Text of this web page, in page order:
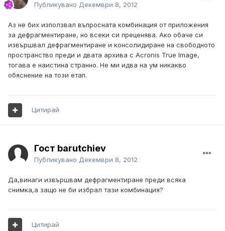
Публикувано Декември 8, 2012
Аз не бих използвал въпросната комбинация от приложения
за дефрагментиране, но всеки си преценява. Ако обаче си
извършвал дефрагментиране и консолидиране на свободното
пространство преди и двата архива с Acronis True Image,
тогава е наистина странно. Не ми идва на ум никакво
обяснение на този етап.
Цитирай
Гост barutchiev
Публикувано Декември 8, 2012
Да,винаги извършвам дефрагментиране преди всяка
снимка,а защо не би избрал тази комбинация?
Цитирай